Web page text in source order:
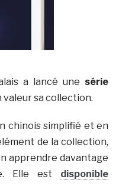
a lancé une série
sa collection.
chinois simplifié et en
de la collection,
apprendre davantage
Elle est disponible